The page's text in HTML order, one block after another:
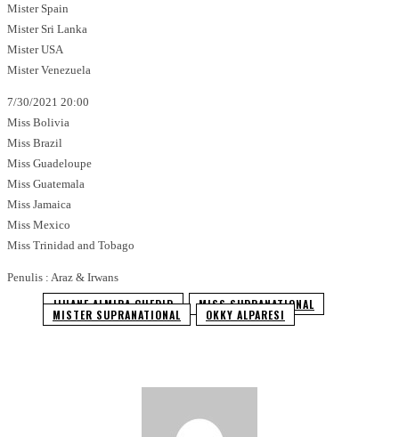
Mister Spain
Mister Sri Lanka
Mister USA
Mister Venezuela
7/30/2021 20:00
Miss Bolivia
Miss Brazil
Miss Guadeloupe
Miss Guatemala
Miss Jamaica
Miss Mexico
Miss Trinidad and Tobago
Penulis : Araz & Irwans
JIHANE ALMIRA CHEDID MISS SUPRANATIONAL
MISTER SUPRANATIONAL OKKY ALPARESI